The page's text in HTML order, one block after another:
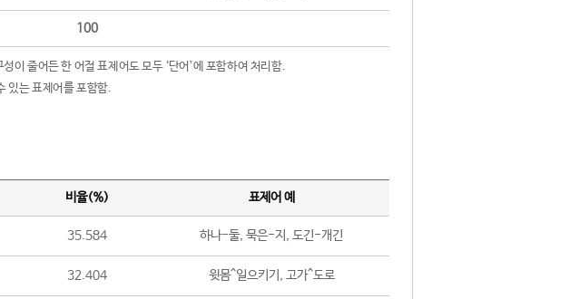
100
이 줄어든 한 어절 표제어도 모두 ‘단어’에 포함하여 처리함.
있는 표제어를 포함함.
비율(%) 표제어 예
35.584 하나-둘, 묵은-지, 도긴-개긴
32.404 윗몸^일으키기, 고가^도로